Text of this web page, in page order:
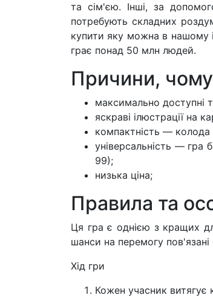
та сім'єю. Інші, за
потребують складних
купити яку можна в нашому
грає понад 50 млн людей.
Причини, чому
максимально доступні
яскраві ілюстрації на
компактність — колода
універсальність — гра
99);
низька ціна;
Правила та
Ця гра є однією з кращих
шанси на перемогу
Хід гри
Кожен учасник